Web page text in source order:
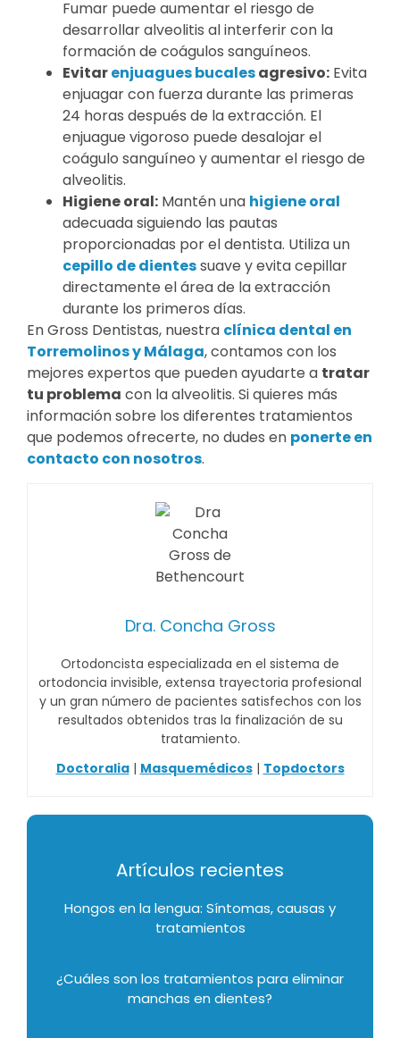
Fumar puede aumentar el riesgo de
desarrollar alveolitis al interferir con la
formación de coágulos sanguíneos.
Evitarenjuagues bucalesagresivo: Evita
enjuagar con fuerza durante las primeras
24 horas después de la extracción. El
enjuague vigoroso puede desalojar el
coágulo sanguíneo y aumentar el riesgo de
alveolitis.
Higiene oral: Mantén una higiene oral
adecuada siguiendo las pautas
proporcionadas por el dentista. Utiliza un
cepillo de dientessuave y evita cepillar
directamente el área de la extracción
durante los primeros días.
En Gross Dentistas, nuestra clínica dental en
Torremolinos y Málaga, contamos con los
mejores expertos que pueden ayudarte a tratar
tu problema con la alveolitis. Si quieres más
información sobre los diferentes tratamientos
que podemos ofrecerte, no dudes en ponerte en
contacto con nosotros.
Dra. Concha Gross
Ortodoncista especializada en el sistema de
ortodoncia invisible, extensa trayectoria profesional
y un gran número de pacientes satisfechos con los
resultados obtenidos tras la finalización de su
tratamiento.
Doctoralia| Masquemédicos| Topdoctors
Artículos recientes
Hongos en la lengua: Síntomas, causas y
tratamientos
¿Cuáles son los tratamientos para eliminar
manchas en dientes?